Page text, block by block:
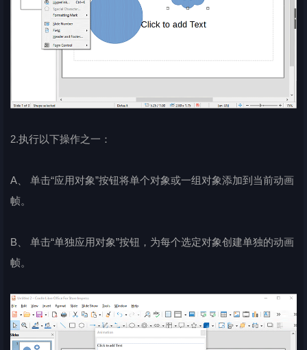
2.执行以下操作之一：
A、 单击“应用对象”按钮将单个对象或一组对象添加到当前动画
帧。
B、 单击“单独应用对象”按钮，为每个选定对象创建单独的动画
帧。